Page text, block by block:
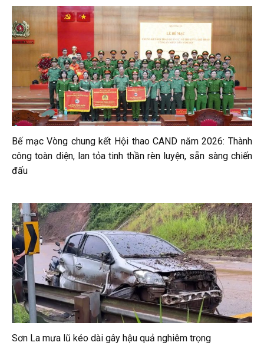
Bế mạc Vòng chung kết Hội thao CAND năm 2026: Thành
công toàn diện, lan tỏa tinh thần rèn luyện, sẵn sàng chiến
đấu
Sơn La mưa lũ kéo dài gây hậu quả nghiêm trọng